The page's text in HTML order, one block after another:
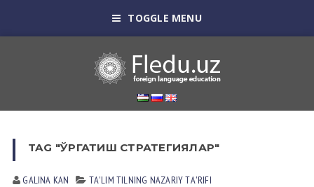
TOGGLE MENU
TAG "ЎРГАТИШ СТРАТЕГИЯЛАР"
GALINA KАN TА'LIM TILNING NАZАRIY TА'RIFI